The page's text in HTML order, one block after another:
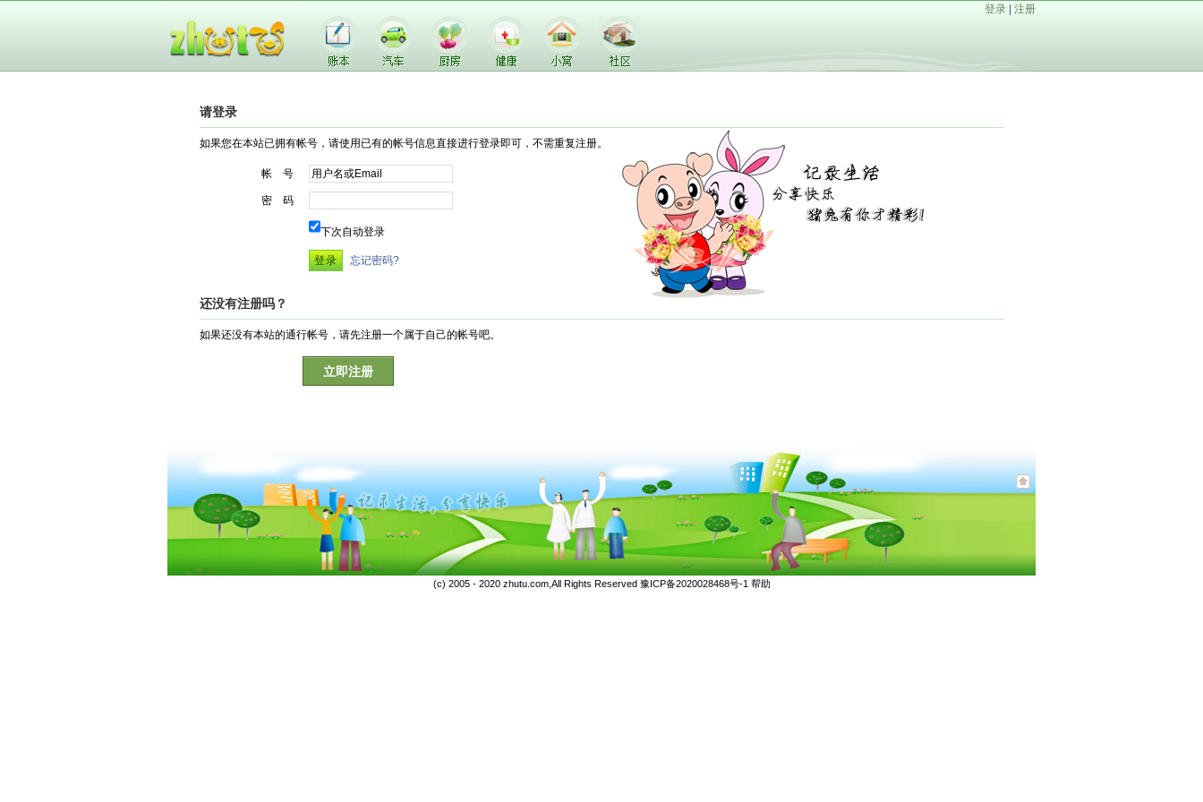
登录 注册
请登录
如果您在本站已拥有帐号，请使用已有的帐号信息直接进行登录即可，不需重复注册。
帐 号
密 码
下次自动登录
忘记密码?
还没有注册吗？
如果还没有本站的通行帐号，请先注册一个属于自己的帐号吧。
立即注册
(c) 2005 - 2020 zhutu.com,All Rights Reserved 豫ICP备2020028468号-1 帮助